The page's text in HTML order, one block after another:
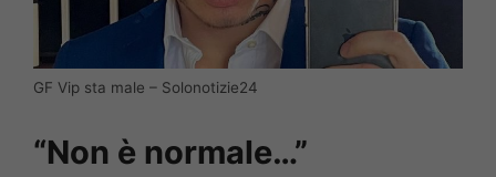
GF Vip sta male – Solonotizie24
“Non è normale…”